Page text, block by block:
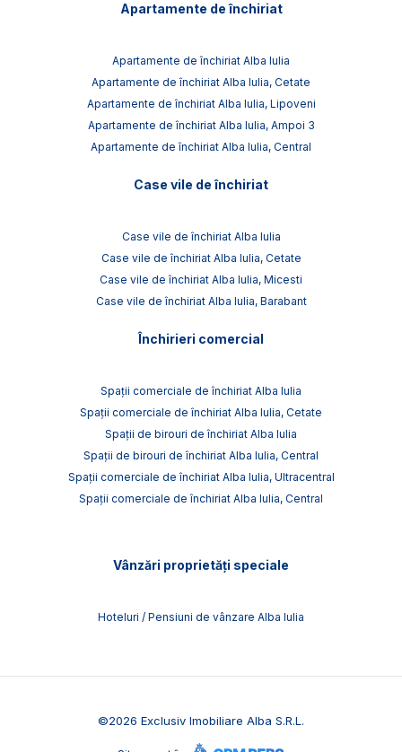
Apartamente de închiriat
Apartamente de închiriat Alba Iulia
Apartamente de închiriat Alba Iulia, Cetate
Apartamente de închiriat Alba Iulia, Lipoveni
Apartamente de închiriat Alba Iulia, Ampoi 3
Apartamente de închiriat Alba Iulia, Central
Case vile de închiriat
Case vile de închiriat Alba Iulia
Case vile de închiriat Alba Iulia, Cetate
Case vile de închiriat Alba Iulia, Micesti
Case vile de închiriat Alba Iulia, Barabant
Închirieri comercial
Spații comerciale de închiriat Alba Iulia
Spații comerciale de închiriat Alba Iulia, Cetate
Spații de birouri de închiriat Alba Iulia
Spații de birouri de închiriat Alba Iulia, Central
Spații comerciale de închiriat Alba Iulia, Ultracentral
Spații comerciale de închiriat Alba Iulia, Central
Vânzări proprietăți speciale
Hoteluri / Pensiuni de vânzare Alba Iulia
©2026 Exclusiv Imobiliare Alba S.R.L.